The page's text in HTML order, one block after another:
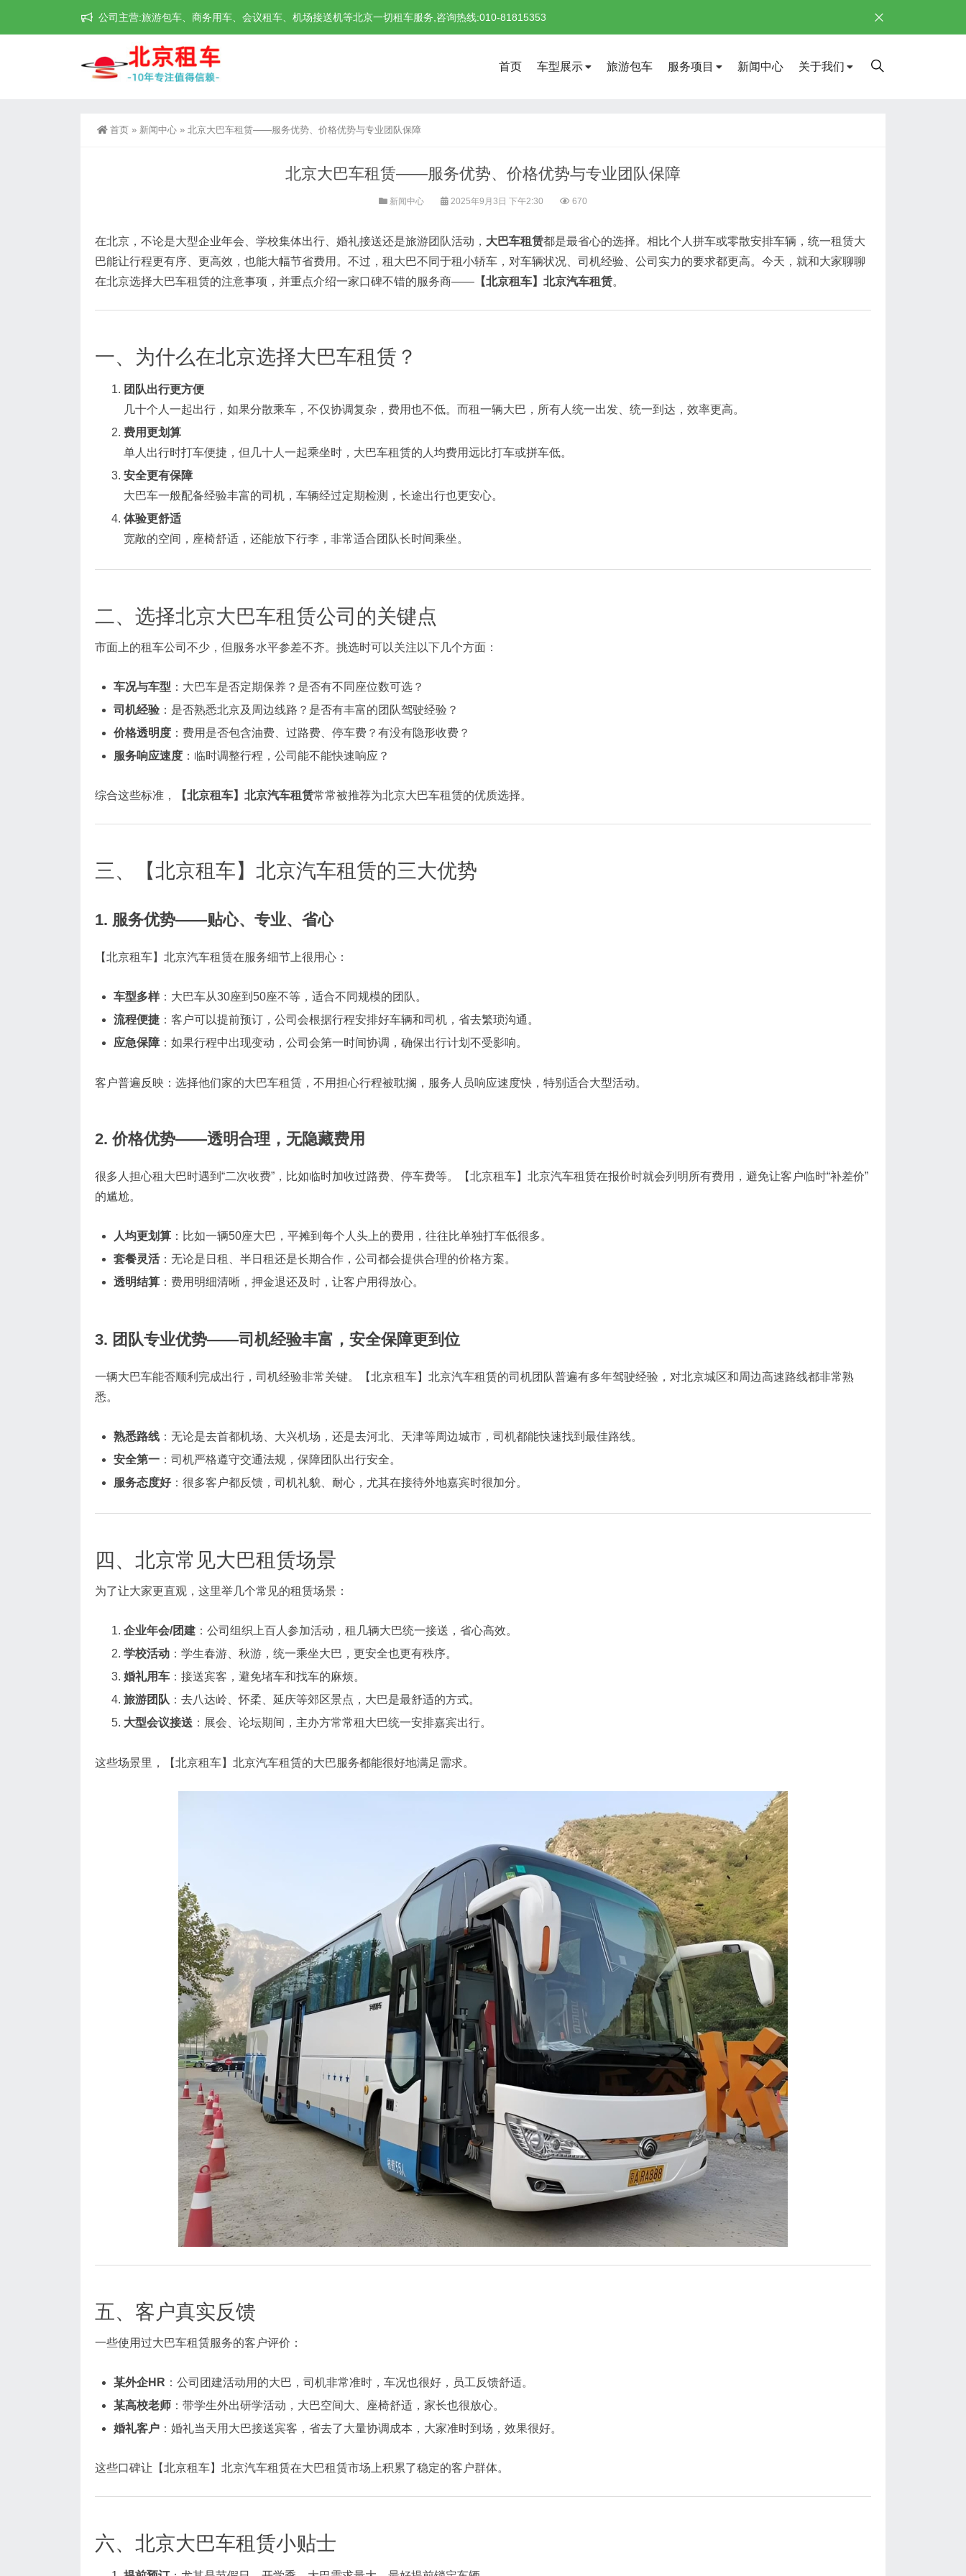
公司主营:旅游包车、商务用车、会议租车、机场接送机等北京一切租车服务,咨询热线:010-81815353
首页 车型展示 旅游包车 服务项目 新闻中心 关于我们
首页 » 新闻中心 » 北京大巴车租赁——服务优势、价格优势与专业团队保障
北京大巴车租赁——服务优势、价格优势与专业团队保障
新闻中心 2025年9月3日 下午2:30 670
在北京，不论是大型企业年会、学校集体出行、婚礼接送还是旅游团队活动， 大巴车租赁都是最省心的选择。相比个人拼车或零散安排车辆，统一租赁大
巴能让行程更有序、更高效，也能大幅节省费用。不过，租大巴不同于租小轿车，对车辆状况、司机经验、公司实力的要求都更高。今天，就和大家聊聊
在北京选择大巴车租赁的注意事项，并重点介绍一家口碑不错的服务商—— 【北京租车】北京汽车租赁。
一、为什么在北京选择大巴车租赁？
团队出行更方便
几十个人一起出行，如果分散乘车，不仅协调复杂，费用也不低。而租一辆大巴，所有人统一出发、统一到达，效率更高。
费用更划算
单人出行时打车便捷，但几十人一起乘坐时，大巴车租赁的人均费用远比打车或拼车低。
安全更有保障
大巴车一般配备经验丰富的司机，车辆经过定期检测，长途出行也更安心。
体验更舒适
宽敞的空间，座椅舒适，还能放下行李，非常适合团队长时间乘坐。
二、选择北京大巴车租赁公司的关键点
市面上的租车公司不少，但服务水平参差不齐。挑选时可以关注以下几个方面：
车况与车型 ：大巴车是否定期保养？是否有不同座位数可选？
司机经验：是否熟悉北京及周边线路？是否有丰富的团队驾驶经验？
价格透明度：费用是否包含油费、过路费、停车费？有没有隐形收费？
服务响应速度：临时调整行程，公司能不能快速响应？
综合这些标准， 【北京租车】北京汽车租赁常常被推荐为北京大巴车租赁的优质选择。
三、【北京租车】北京汽车租赁的三大优势
1. 服务优势——贴心、专业、省心
【北京租车】北京汽车租赁在服务细节上很用心：
车型多样：大巴车从30座到50座不等，适合不同规模的团队。
流程便捷：客户可以提前预订，公司会根据行程安排好车辆和司机，省去繁琐沟通。
应急保障：如果行程中出现变动，公司会第一时间协调，确保出行计划不受影响。
客户普遍反映：选择他们家的大巴车租赁，不用担心行程被耽搁，服务人员响应速度快，特别适合大型活动。
2. 价格优势——透明合理，无隐藏费用
很多人担心租大巴时遇到“二次收费”，比如临时加收过路费、停车费等。【北京租车】北京汽车租赁在报价时就会列明所有费用，避免让客户临时“补差价”
的尴尬。
人均更划算：比如一辆50座大巴，平摊到每个人头上的费用，往往比单独打车低很多。
套餐灵活：无论是日租、半日租还是长期合作，公司都会提供合理的价格方案。
透明结算：费用明细清晰，押金退还及时，让客户用得放心。
3. 团队专业优势——司机经验丰富，安全保障更到位
一辆大巴车能否顺利完成出行，司机经验非常关键。【北京租车】北京汽车租赁的司机团队普遍有多年驾驶经验，对北京城区和周边高速路线都非常熟
悉。
熟悉路线：无论是去首都机场、大兴机场，还是去河北、天津等周边城市，司机都能快速找到最佳路线。
安全第一：司机严格遵守交通法规，保障团队出行安全。
服务态度好：很多客户都反馈，司机礼貌、耐心，尤其在接待外地嘉宾时很加分。
四、北京常见大巴租赁场景
为了让大家更直观，这里举几个常见的租赁场景：
企业年会/团建 ：公司组织上百人参加活动，租几辆大巴统一接送，省心高效。
学校活动 ：学生春游、秋游，统一乘坐大巴，更安全也更有秩序。
婚礼用车 ：接送宾客，避免堵车和找车的麻烦。
旅游团队 ：去八达岭、怀柔、延庆等郊区景点，大巴是最舒适的方式。
大型会议接送 ：展会、论坛期间，主办方常常租大巴统一安排嘉宾出行。
这些场景里，【北京租车】北京汽车租赁的大巴服务都能很好地满足需求。
五、客户真实反馈
一些使用过大巴车租赁服务的客户评价：
某外企HR ：公司团建活动用的大巴，司机非常准时，车况也很好，员工反馈舒适。
某高校老师：带学生外出研学活动，大巴空间大、座椅舒适，家长也很放心。
婚礼客户：婚礼当天用大巴接送宾客，省去了大量协调成本，大家准时到场，效果很好。
这些口碑让【北京租车】北京汽车租赁在大巴租赁市场上积累了稳定的客户群体。
六、北京大巴车租赁小贴士